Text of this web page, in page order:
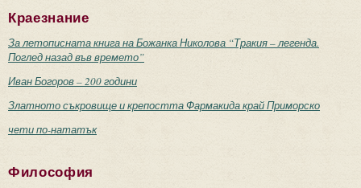
Краезнание
За летописната книга на Божанка Николова “Тракия – легенда.
Поглед назад във времето”
Иван Богоров – 200 години
Златното съкровище и крепостта Фармакида край Приморско
чети по-нататък
Философия